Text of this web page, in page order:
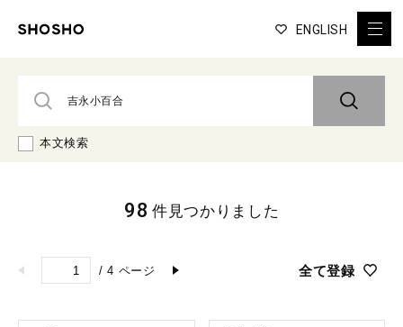
ENGLISH
本文検索
/ 4 ページ 全て登録
98 件見つかりました